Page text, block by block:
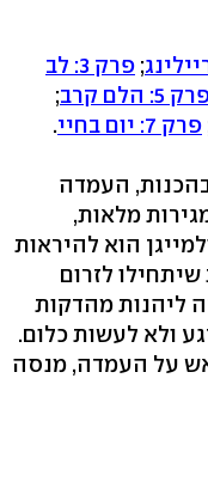
;
פרק 3: לב
5: הלם קרב
;
פרק 7: יום בחיי .
העמדה
מלאות,
הוא להיראות
לזרום
ליהנות מהדקות
ולא לעשות כלום.
על העמדה, מנסה